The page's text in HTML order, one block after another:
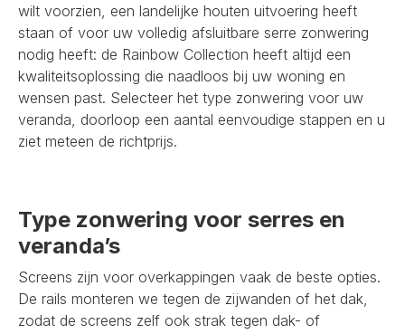
wilt voorzien, een landelijke houten uitvoering heeft
staan of voor uw volledig afsluitbare serre zonwering
nodig heeft: de Rainbow Collection heeft altijd een
kwaliteitsoplossing die naadloos bij uw woning en
wensen past. Selecteer het type zonwering voor uw
veranda, doorloop een aantal eenvoudige stappen en u
ziet meteen de richtprijs.
Type zonwering voor serres en
veranda’s
Screens zijn voor overkappingen vaak de beste opties.
De rails monteren we tegen de zijwanden of het dak,
zodat de screens zelf ook strak tegen dak- of